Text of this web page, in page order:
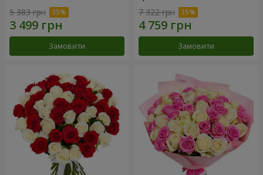
5 383 грн
Замовити
7 322 грн
Замовити